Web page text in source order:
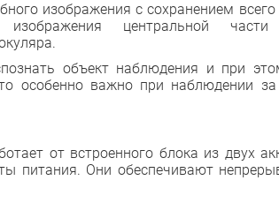
изображения с сохранением всего
центральной части
объект наблюдения и при
особенно важно при наблюдении
от встроенного блока из двух
питания. Они обеспечивают